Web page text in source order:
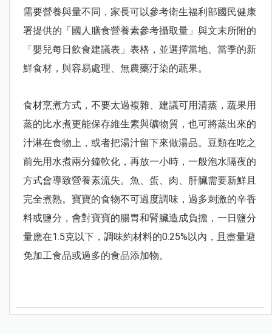
需要營養與量不同，家長可以參考衛生福利部國民健康
署提供的「國人膳食營養素參考攝取量」與文末所附的
「嬰兒每日飲食建議表」表格，並選擇當地、當季的新
鮮食材，與容易處理、無農藥汙染的蔬果。
食材烹煮方式，不要太過複雜、建議可用清蒸，蔬果用
蒸的比水煮更能保存維生素與礦物質，也可將蒸出來的
汁淋在食物上，或者把湯汁留下來做湯品。豆類在吃之
前先用水煮兩分鐘軟化，再放一小時，一般泡水隔夜的
方式會導致營養素流失。魚、蛋、肉、肝臟需要新鮮且
完全煮熟。寶寶的食物不可過度調味，過多刺激的辛香
料或鹽分，會對寶寶的腸胃和腎臟造成負擔，一日鹽分
量應在1.5克以下，調味約材料的0.25%以內，且盡量避
免加工食品或過多的食品添加物。